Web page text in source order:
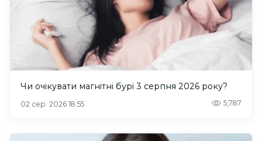
Чи очікувати магнітні бурі 3 серпня 2026 року?
02 сер. 2026 18:55 5,787